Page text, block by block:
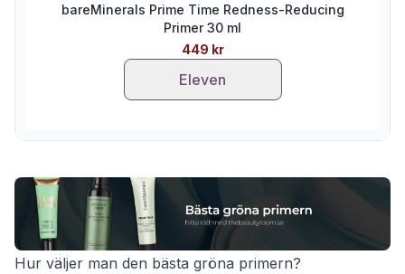
bareMinerals Prime Time Redness-Reducing
Primer 30 ml
449 kr
Eleven
Hur väljer man den bästa gröna primern?